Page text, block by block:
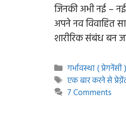
जिनकी अभी नई –
अपने नव विवाहित
शारीरिक संबंध बन
Categories
गर्भावस्था ( प्रेगनेंसी )
Tags
एक बार करने से
7 Comments